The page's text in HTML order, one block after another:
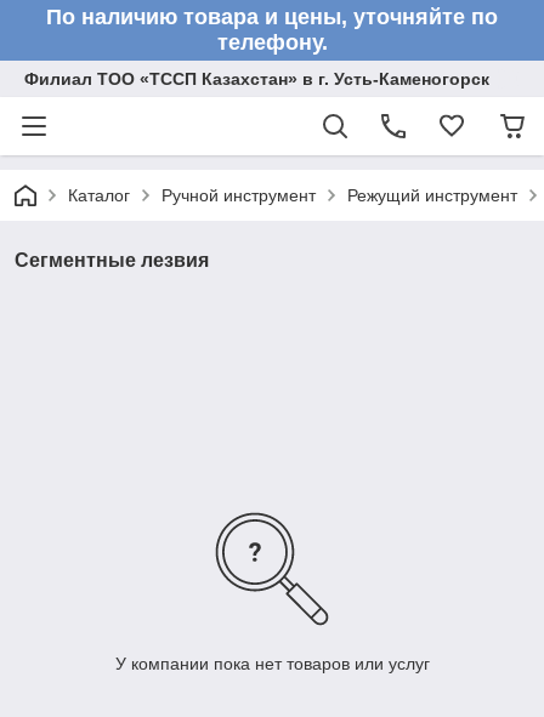
По наличию товара и цены, уточняйте по
телефону.
Филиал ТОО «ТССП Казахстан» в г. Усть-Каменогорск
Каталог Ручной инструмент Режущий инструмент
Сегментные лезвия
У компании пока нет товаров или услуг